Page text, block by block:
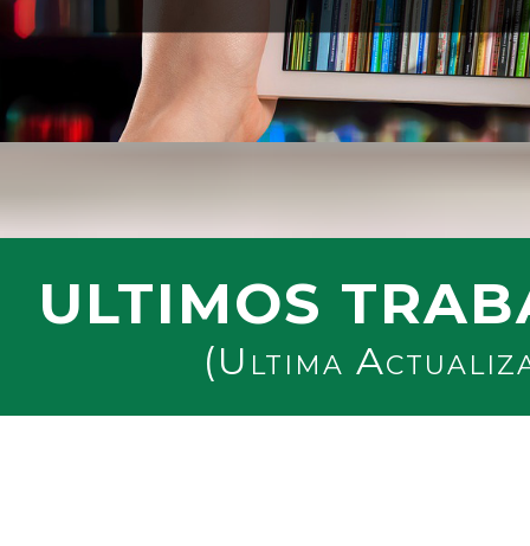
ULTIMOS
(Ultima